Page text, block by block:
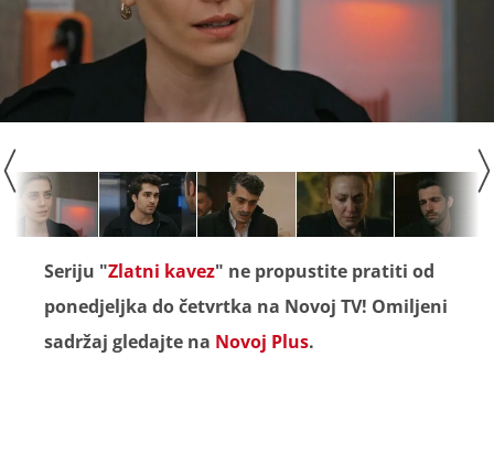
Seriju "Zlatni kavez" ne propustite pratiti od
ponedjeljka do četvrtka na Novoj TV! Omiljeni
sadržaj gledajte na Novoj Plus.